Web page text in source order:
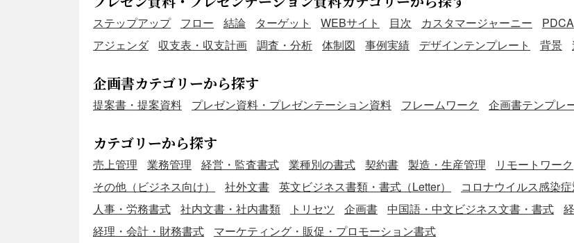
ステップアップ フロー 結論 ターゲット WEBサイト 目次 カスタマージャーニー PDCA
アジェンダ
収支表・収支計画 調査・分析 体制図 事例実績 デザインテンプレート 背景
企画書カテゴリーから探す
提案書・提案資料 プレゼン資料・プレゼンテーション資料 フレームワーク 企画書テンプレ
カテゴリーから探す
売上管理 業務管理 経営・監査書式 業種別の書式 契約書 製造・生産管理 リモートワーク
その他（ビジネス向け）
社外文書 英文ビジネス書類・書式（Letter） コロナウイルス感染
人事・労務書式
社内文書・社内書類 トリセツ 企画書 中国語・中文ビジネス文書・書式
経理・会計・財務書式
マーケティング・販促・プロモーション書式